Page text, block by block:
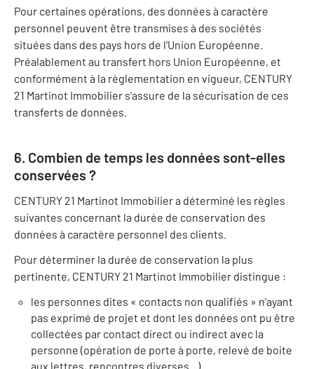
Pour certaines opérations, des données à caractère
personnel peuvent être transmises à des sociétés
situées dans des pays hors de l’Union Européenne.
Préalablement au transfert hors Union Européenne, et
conformément à la règlementation en vigueur, CENTURY
21 Martinot Immobilier s’assure de la sécurisation de ces
transferts de données.
6. Combien de temps les données sont-elles
conservées ?
CENTURY 21 Martinot Immobilier a déterminé les règles
suivantes concernant la durée de conservation des
données à caractère personnel des clients.
Pour déterminer la durée de conservation la plus
pertinente, CENTURY 21 Martinot Immobilier distingue :
les personnes dites « contacts non qualifiés » n’ayant
pas exprimé de projet et dont les données ont pu être
collectées par contact direct ou indirect avec la
personne (opération de porte à porte, relevé de boite
aux lettres, rencontres diverses...)